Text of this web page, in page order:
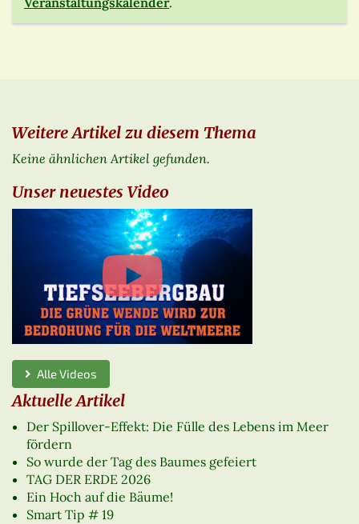
Weitere Artikel zu diesem Thema
Keine ähnlichen Artikel gefunden.
Unser neuestes Video
Alle Videos
Aktuelle Artikel
Der Spillover-Effekt: Die Fülle des Lebens im Meer
fördern
So wurde der Tag des Baumes gefeiert
TAG DER ERDE 2026
Ein Hoch auf die Bäume!
Smart Tip # 19